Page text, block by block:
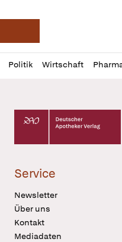
Deutsche
Politik Wirtschaft
Profil
öffnen
Daz
Pur
Deutscher Apotheker
Service
Newsletter
Über uns
Kontakt
Mediadaten